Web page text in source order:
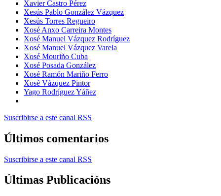
Xavier Castro Pérez
Xesús Pablo González Vázquez
Xesús Torres Regueiro
Xosé Anxo Carreira Montes
Xosé Manuel Vázquez Rodríguez
Xosé Manuel Vázquez Varela
Xosé Mouriño Cuba
Xosé Posada González
Xosé Ramón Mariño Ferro
Xosé Vázquez Pintor
Yago Rodríguez Yáñez
Suscribirse a este canal RSS
Últimos comentarios
Suscribirse a este canal RSS
Últimas Publicacións